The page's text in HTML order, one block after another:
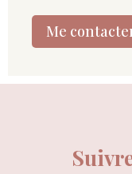
Me